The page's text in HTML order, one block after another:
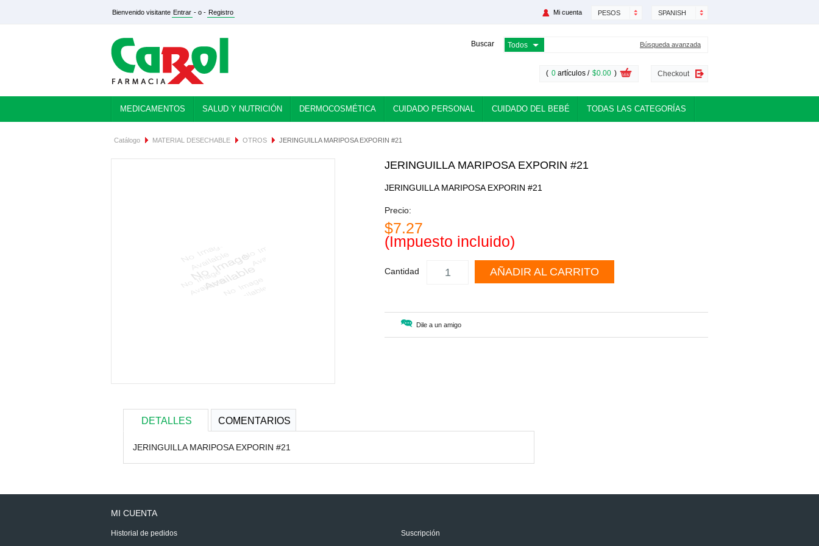
Bienvenido visitante Entrar - o - Registro SPANISH
PESOS
Mi cuenta
Buscar Búsqueda avanzada
( 0 artículos / $0.00 ) Checkout
MEDICAMENTOS SALUD Y NUTRICIÓN DERMOCOSMÉTICA CUIDADO PERSONAL CUIDADO DEL BEBÉ TODAS LAS CATEGORÍAS
Catálogo MATERIAL DESECHABLE OTROS JERINGUILLA MARIPOSA EXPORIN #21
JERINGUILLA MARIPOSA EXPORIN #21
JERINGUILLA MARIPOSA EXPORIN #21
Precio:
$7.27
(Impuesto incluido)
Cantidad AÑADIR AL CARRITO
Dile a un amigo
DETALLES COMENTARIOS
JERINGUILLA MARIPOSA EXPORIN #21
MI CUENTA
Historial de pedidos Suscripción